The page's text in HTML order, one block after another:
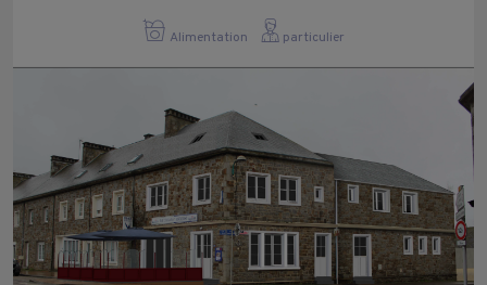
Alimentation particulier